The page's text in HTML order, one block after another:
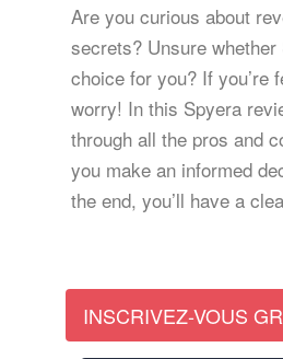
Are you curious about
secrets? Unsure
choice for you? If you’re
worry! In this Spyera
through all the pros and
you make an informed
the end, you’ll have a
INSCRIVEZ-VOUS